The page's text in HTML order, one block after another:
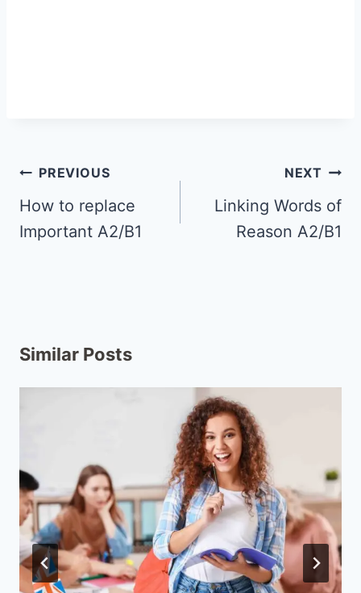
PREVIOUS
How to replace
Important A2/B1
NEXT
Linking Words of
Reason A2/B1
Similar Posts